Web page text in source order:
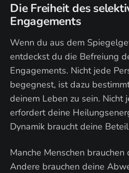
Die Freiheit des
Engagements
Wenn du aus dem
entdeckst du die Befreiung
Engagements. Nicht jede
begegnest, ist dazu
deinem Leben zu sein. Nicht
erfordert deine
Dynamik braucht deine
Manche Menschen brauchen
Andere brauchen deine